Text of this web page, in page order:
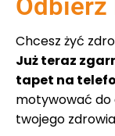
Chcesz żyć
Już teraz
tapet na
motywować do
twojego